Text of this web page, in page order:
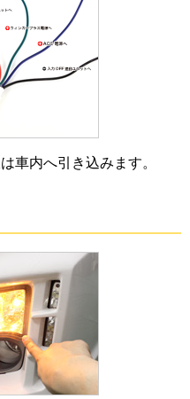
車内へ引き込みます。